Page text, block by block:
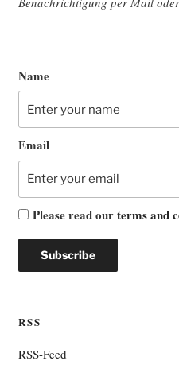
Name
Email
Please read ourterms and
RSS
RSS-Feed